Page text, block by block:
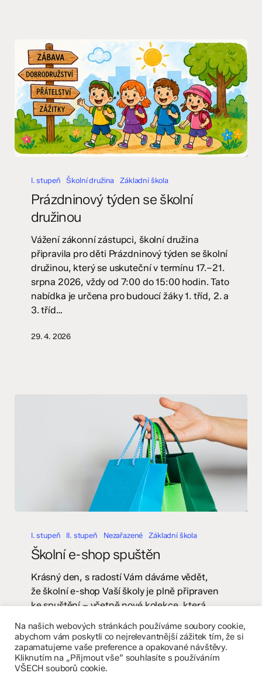
týden
školní
družinou
I. stupeň Školní družina Základní škola
Prázdninový týden se školní
družinou
Vážení zákonní zástupci, školní družina
připravila pro děti Prázdninový týden se školní
družinou, který se uskuteční v termínu 17.–21.
srpna 2026, vždy od 7:00 do 15:00 hodin. Tato
nabídka je určena pro budoucí žáky 1. tříd, 2. a
3. tříd…
29. 4. 2026
shop
spuštěn
I. stupeň II. stupeň Nezařazené Základní škola
Školní e-shop spuštěn
Krásný den, s radostí Vám dáváme vědět,
že školní e-shop Vaší školy je plně připraven
ke spuštění – včetně nové kolekce, která
napříč žáky, rodiči i učiteli. E-shop jsme
připravili tak, aby byl pro školu…
29. 4. 2026
Na našich webových stránkách používáme soubory cookie,
abychom vám poskytli co nejrelevantnější zážitek tím, že si
zapamatujeme vaše preference a opakované návštěvy.
Kliknutím na „Přijmout vše“ souhlasíte s používáním
VŠECH souborů cookie.